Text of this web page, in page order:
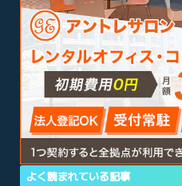
よく読まれている記事